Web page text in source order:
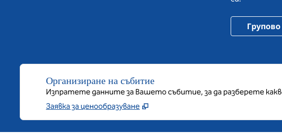
Организиране на събитие
Изпратете данните за Вашето събитие, за да разберете
Заявка за ценообразуване